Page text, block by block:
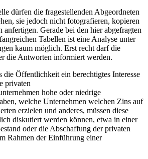
dürfen die fragestellenden Abgeordneten
sie jedoch nicht fotografieren, kopieren
anfertigen. Gerade bei den hier abgefragten
Tabellen ist eine Analyse unter
kaum möglich. Erst recht darf die
die Antworten informiert werden.
die Öffentlichkeit ein berechtigtes Interesse
privaten
hohe oder niedrige
welche Unternehmen welchen Zins auf
erzielen und anderes, müssen diese
diskutiert werden können, etwa in einer
oder die Abschaffung der privaten
Rahmen der Einführung einer